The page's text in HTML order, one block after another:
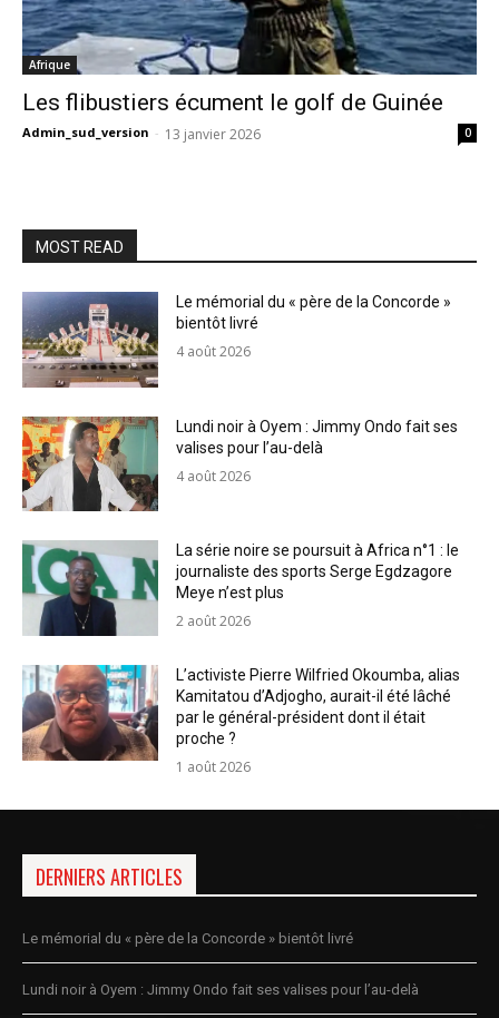
Afrique
Les flibustiers écument le golf de Guinée
Admin_sud_version - 13 janvier 2026 0
MOST READ
Le mémorial du « père de la Concorde »
bientôt livré
4 août 2026
Lundi noir à Oyem : Jimmy Ondo fait ses
valises pour l’au-delà
4 août 2026
La série noire se poursuit à Africa n°1 : le
journaliste des sports Serge Egdzagore
Meye n’est plus
2 août 2026
L’activiste Pierre Wilfried Okoumba, alias
Kamitatou d’Adjogho, aurait-il été lâché
par le général-président dont il était
proche ?
1 août 2026
DERNIERS ARTICLES
Le mémorial du « père de la Concorde » bientôt livré
Lundi noir à Oyem : Jimmy Ondo fait ses valises pour l’au-delà